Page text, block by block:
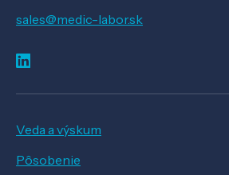
sales@medic-labor.sk
Veda a výskum
Pôsobenie